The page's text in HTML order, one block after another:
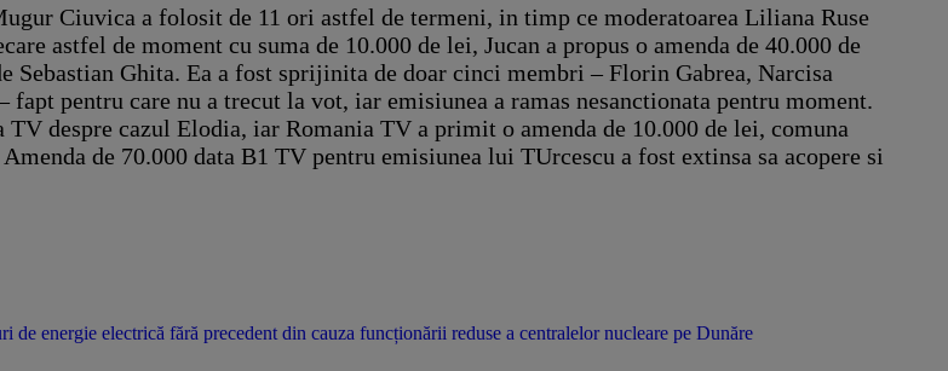
Ciuvica a folosit de 11 ori astfel de termeni, in timp ce moderatoarea Liliana Ruse
astfel de moment cu suma de 10.000 de lei, Jucan a propus o amenda de 40.000 de
Sebastian Ghita. Ea a fost sprijinita de doar cinci membri – Florin Gabrea, Narcisa
pentru care nu a trecut la vot, iar emisiunea a ramas nesanctionata pentru moment.
despre cazul Elodia, iar Romania TV a primit o amenda de 10.000 de lei, comuna
de 70.000 data B1 TV pentru emisiunea lui TUrcescu a fost extinsa sa acopere si
energie electrică fără precedent din cauza funcționării reduse a centralelor nucleare pe Dunăre